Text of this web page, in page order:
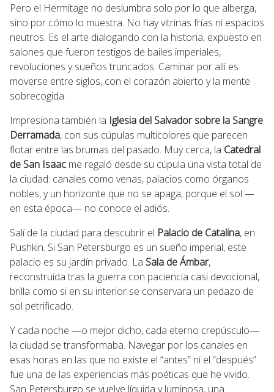
Pero el Hermitage no deslumbra solo por lo que alberga,
sino por cómo lo muestra. No hay vitrinas frías ni espacios
neutros. Es el arte dialogando con la historia, expuesto en
salones que fueron testigos de bailes imperiales,
revoluciones y sueños truncados. Caminar por allí es
moverse entre siglos, con el corazón abierto y la mente
sobrecogida.
Impresiona también la Iglesia del Salvador sobre la Sangre
Derramada, con sus cúpulas multicolores que parecen
flotar entre las brumas del pasado. Muy cerca, la Catedral
de San Isaac me regaló desde su cúpula una vista total de
la ciudad: canales como venas, palacios como órganos
nobles, y un horizonte que no se apaga, porque el sol —
en esta época— no conoce el adiós.
Salí de la ciudad para descubrir el Palacio de Catalina, en
Pushkin. Si San Petersburgo es un sueño imperial, este
palacio es su jardín privado. La Sala de Ámbar,
reconstruida tras la guerra con paciencia casi devocional,
brilla como si en su interior se conservara un pedazo de
sol petrificado.
Y cada noche —o mejor dicho, cada eterno crepúsculo—
la ciudad se transformaba. Navegar por los canales en
esas horas en las que no existe el “antes” ni el “después”
fue una de las experiencias más poéticas que he vivido.
San Petersburgo se vuelve líquida y luminosa, una